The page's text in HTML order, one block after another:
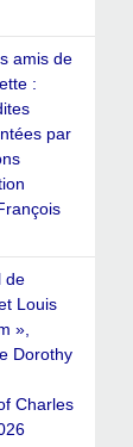
amis de
:
par
de
Louis
»,
Dorothy
Charles